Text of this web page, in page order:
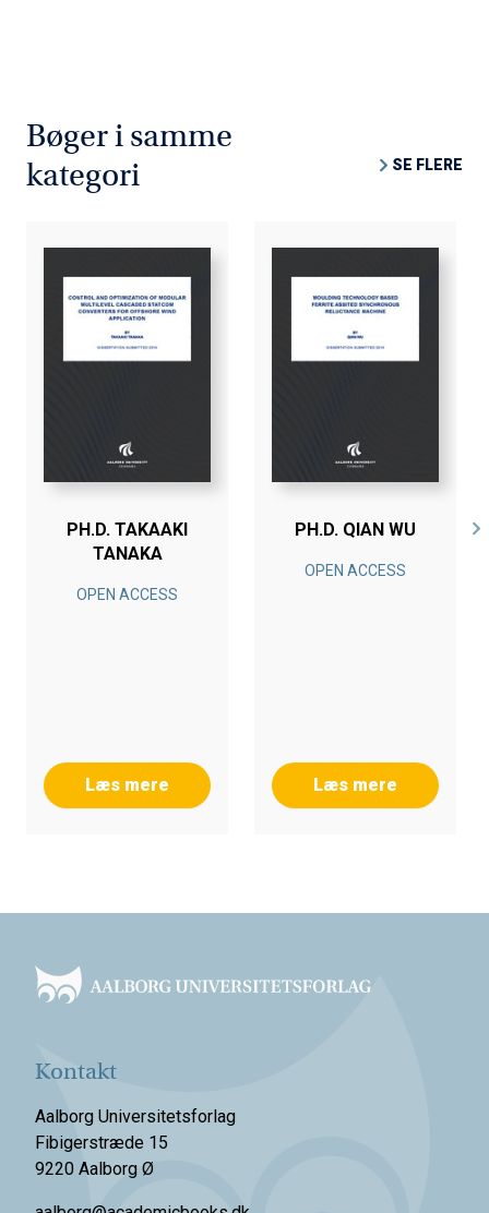
Bøger i samme
kategori
SE FLERE
PH.D. TAKAAKI
TANAKA
OPEN ACCESS
Læs mere
PH.D. QIAN WU
OPEN ACCESS
Læs mere
Kontakt
Aalborg Universitetsforlag
Fibigerstræde 15
9220 Aalborg Ø